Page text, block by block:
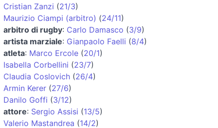
Cristian Zanzi (21/3)
Maurizio Ciampi (arbitro) (24/11)
arbitro di rugby: Carlo Damasco (3/9)
artista marziale: Gianpaolo Faelli (8/4)
atleta: Marco Ercole (20/1)
Isabella Corbellini (23/7)
Claudia Coslovich (26/4)
Armin Kerer (27/6)
Danilo Goffi (3/12)
attore: Sergio Assisi (13/5)
Valerio Mastandrea (14/2)